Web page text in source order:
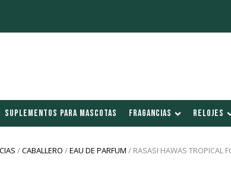
SUPLEMENTOS PARA MASCOTAS FRAGANCIAS RELOJES
/CABALLERO /EAU DE PARFUM / RASASI HAWAS TROPICAL